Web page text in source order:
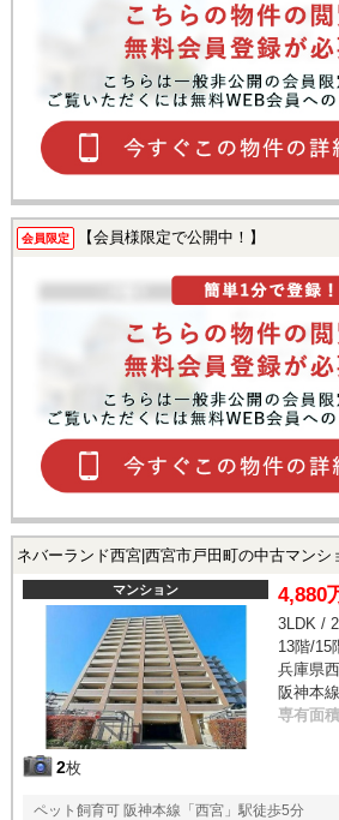
会員限定 【会員様限定で公開中！】
ネバーランド西宮|西宮市戸田町の中古マンシ
マンション
2枚
4,880
3LDK /
13階/15
兵庫県
阪神本
専有面積
ペット飼育可 阪神本線「西宮」駅徒歩5分